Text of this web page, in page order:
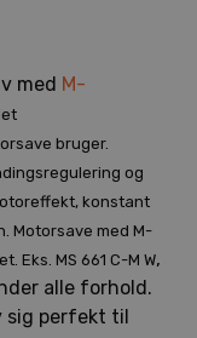
med M-
bruger.
og
konstant
Motorsave med M-
Eks. MS 661 C-M W,
alle forhold.
sig perfekt til